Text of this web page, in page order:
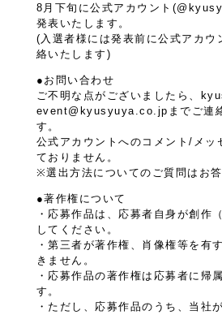
8月下旬に公式アカウント
発表いたします。
(入選者様には発表前に公式アカウ
絡いたします)
●お問い合わせ
ご不明な点がございましたら、
event@kyusyuya.co.jpまでご連
す。
公式アカウントへのコメント/メッ
ておりません。
※選出方法についてのご質問はお答
●著作権について
・応募作品は、応募者自身が創作
してください。
・第三者が著作権、肖像権等を有
きません。
・応募作品の著作権は応募者に帰
す。
・ただし、応募作品のうち、当社